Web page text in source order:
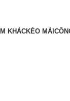
KHÁCKÈO MÁI